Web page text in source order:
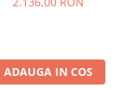
ADAUGA IN COS